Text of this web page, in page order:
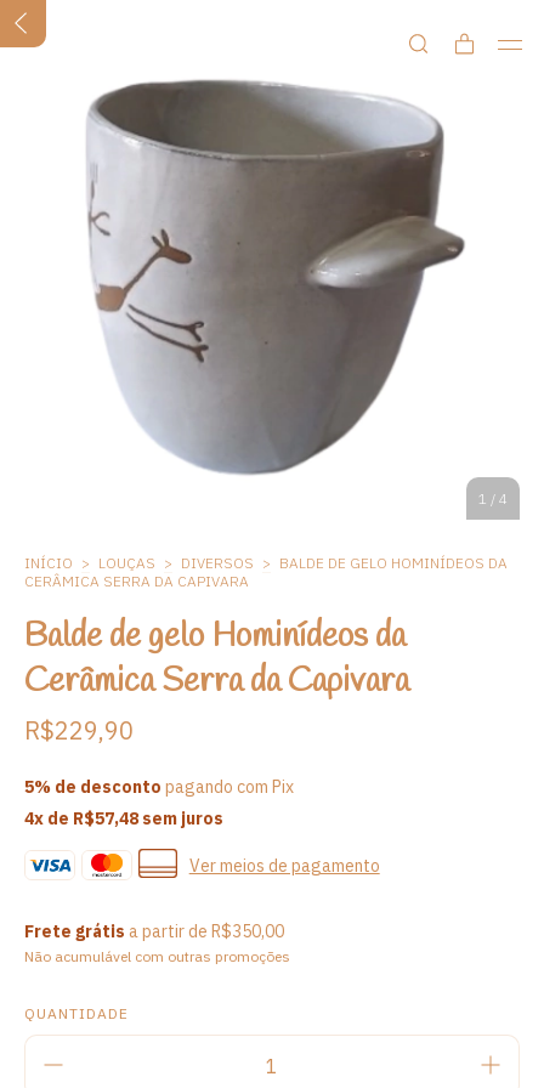
1 / 4
INÍCIO > LOUÇAS > DIVERSOS > BALDE DE GELO HOMINÍDEOS DA
CERÂMICA SERRA DA CAPIVARA
Balde de gelo Hominídeos da
Cerâmica Serra da Capivara
R$229,90
5% de desconto pagando com Pix
4x de R$57,48sem juros
Ver meios de pagamento
Frete grátis a partir de R$350,00
Não acumulável com outras promoções
QUANTIDADE